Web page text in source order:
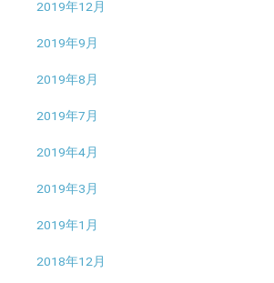
2019年12月
2019年9月
2019年8月
2019年7月
2019年4月
2019年3月
2019年1月
2018年12月